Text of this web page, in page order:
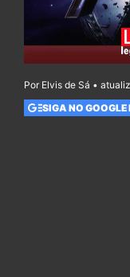
Por Elvis de Sá •
SIGA NO GOOGLE